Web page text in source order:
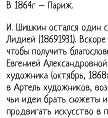
В 1864г – Париж.
И. Шишкин остался один
Лидией (18691931).
чтобы получить
Евгенией
художника (октябрь,
в Артель художников,
чьи идеи брать сюжеты
продвигать искусство в